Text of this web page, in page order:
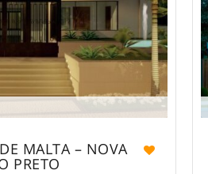
MALTA – NOVA
PRETO